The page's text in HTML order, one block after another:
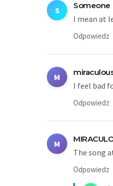
S Someone
I mean at
Odpowiedz
M
I feel bad
Odpowiedz
M
The song
Odpowiedz